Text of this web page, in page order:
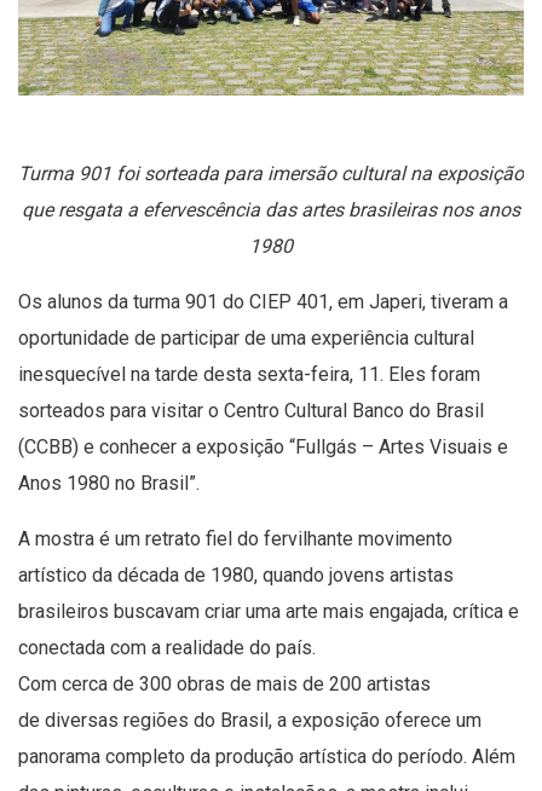
Turma 901 foi sorteada para imersão cultural na exposição
que resgata a efervescência das artes brasileiras nos anos
1980
Os alunos da turma 901 do CIEP 401, em Japeri, tiveram a
oportunidade de participar de uma experiência cultural
inesquecível na tarde desta sexta-feira, 11. Eles foram
sorteados para visitar o Centro Cultural Banco do Brasil
(CCBB) e conhecer a exposição “Fullgás – Artes Visuais e
Anos 1980 no Brasil”.
A mostra é um retrato fiel do fervilhante movimento
artístico da década de 1980, quando jovens artistas
brasileiros buscavam criar uma arte mais engajada, crítica e
conectada com a realidade do país.
Com cerca de 300 obras de mais de 200 artistas
de diversas regiões do Brasil, a exposição oferece um
panorama completo da produção artística do período. Além